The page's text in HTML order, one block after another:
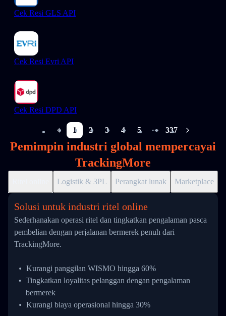
Cek Resi GLS API
Cek Resi Evri API
Cek Resi DPD API
1 2 3 4 5
More pages
337
Pemimpin industri global mempercayai
TrackingMore
Logistik & 3PL Perangkat lunak Marketplace
Solusi untuk industri ritel online
Sederhanakan operasi ritel dan tingkatkan pengalaman pasca
pembelian dengan perjalanan bermerek penuh dari
TrackingMore.
Kurangi panggilan WISMO hingga 60%
Tingkatkan loyalitas pelanggan dengan pengalaman
bermerek
Kurangi biaya operasional hingga 30%